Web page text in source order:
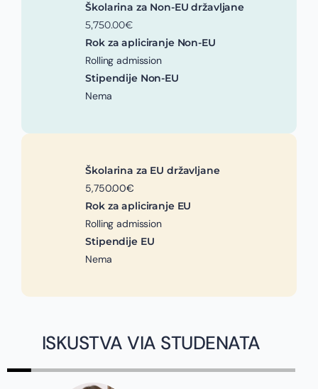
Školarina za Non-EU državljane
5,750.00€
Rok za apliciranje Non-EU
Rolling admission
Stipendije Non-EU
Nema
Školarina za EU državljane
5,750.00€
Rok za apliciranje EU
Rolling admission
Stipendije EU
Nema
ISKUSTVA VIA STUDENATA